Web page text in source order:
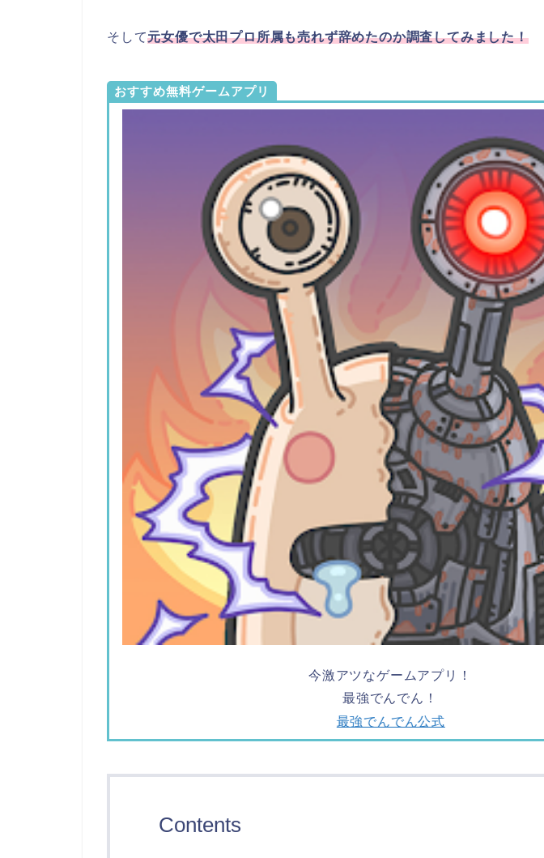
そして元女優で太田プロ所属も売れず辞めたのか調査してみました！
おすすめ無料ゲームアプリ
今激アツなゲームアプリ！
最強でんでん！
最強でんでん公式
Contents